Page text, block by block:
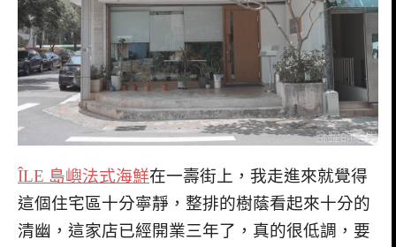
ÎLE 島嶼法式海鮮在一壽街上，我走進來就覺得
這個住宅區十分寧靜，整排的樹蔭看起來十分的
清幽，這家店已經開業三年了，真的很低調，要